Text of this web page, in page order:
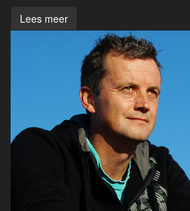
Lees meer